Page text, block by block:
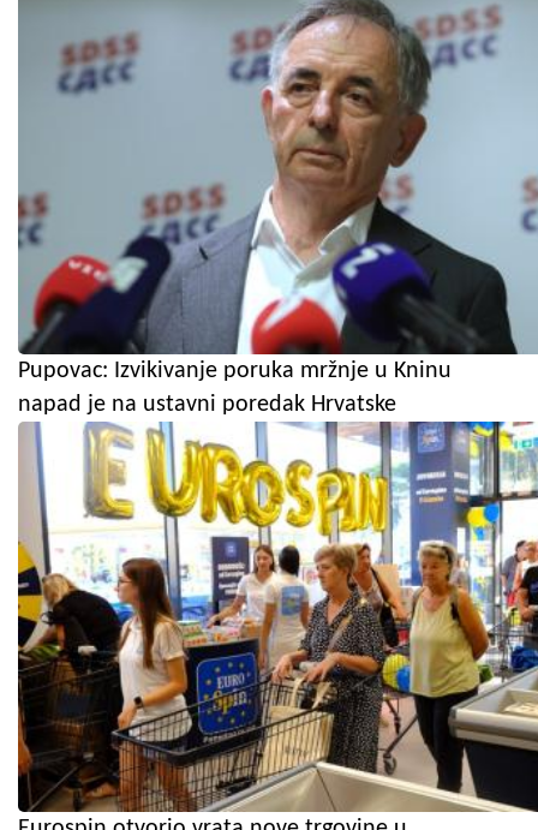
Pupovac: Izvikivanje poruka mržnje u Kninu
napad je na ustavni poredak Hrvatske